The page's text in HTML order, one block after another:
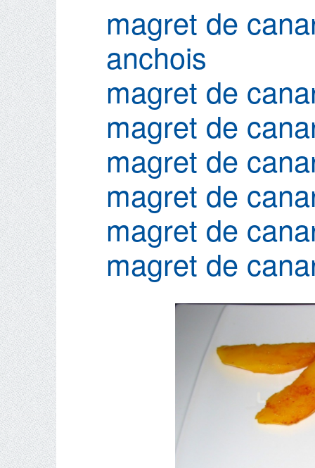
magret de
anchois
magret de
magret de
magret de
magret de
magret de
magret de